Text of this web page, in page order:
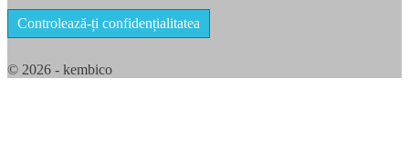
Controlează-ți confidențialitatea
© 2026 - kembico